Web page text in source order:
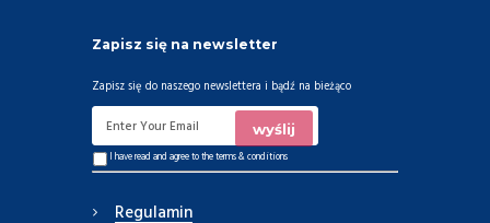
Zapisz się na newsletter
Zapisz się do naszego newslettera i bądź na bieżąco
I have read and agree to theterms & conditions
Regulamin